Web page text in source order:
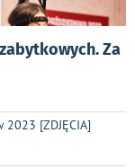
Za
[ZDJĘCIA]